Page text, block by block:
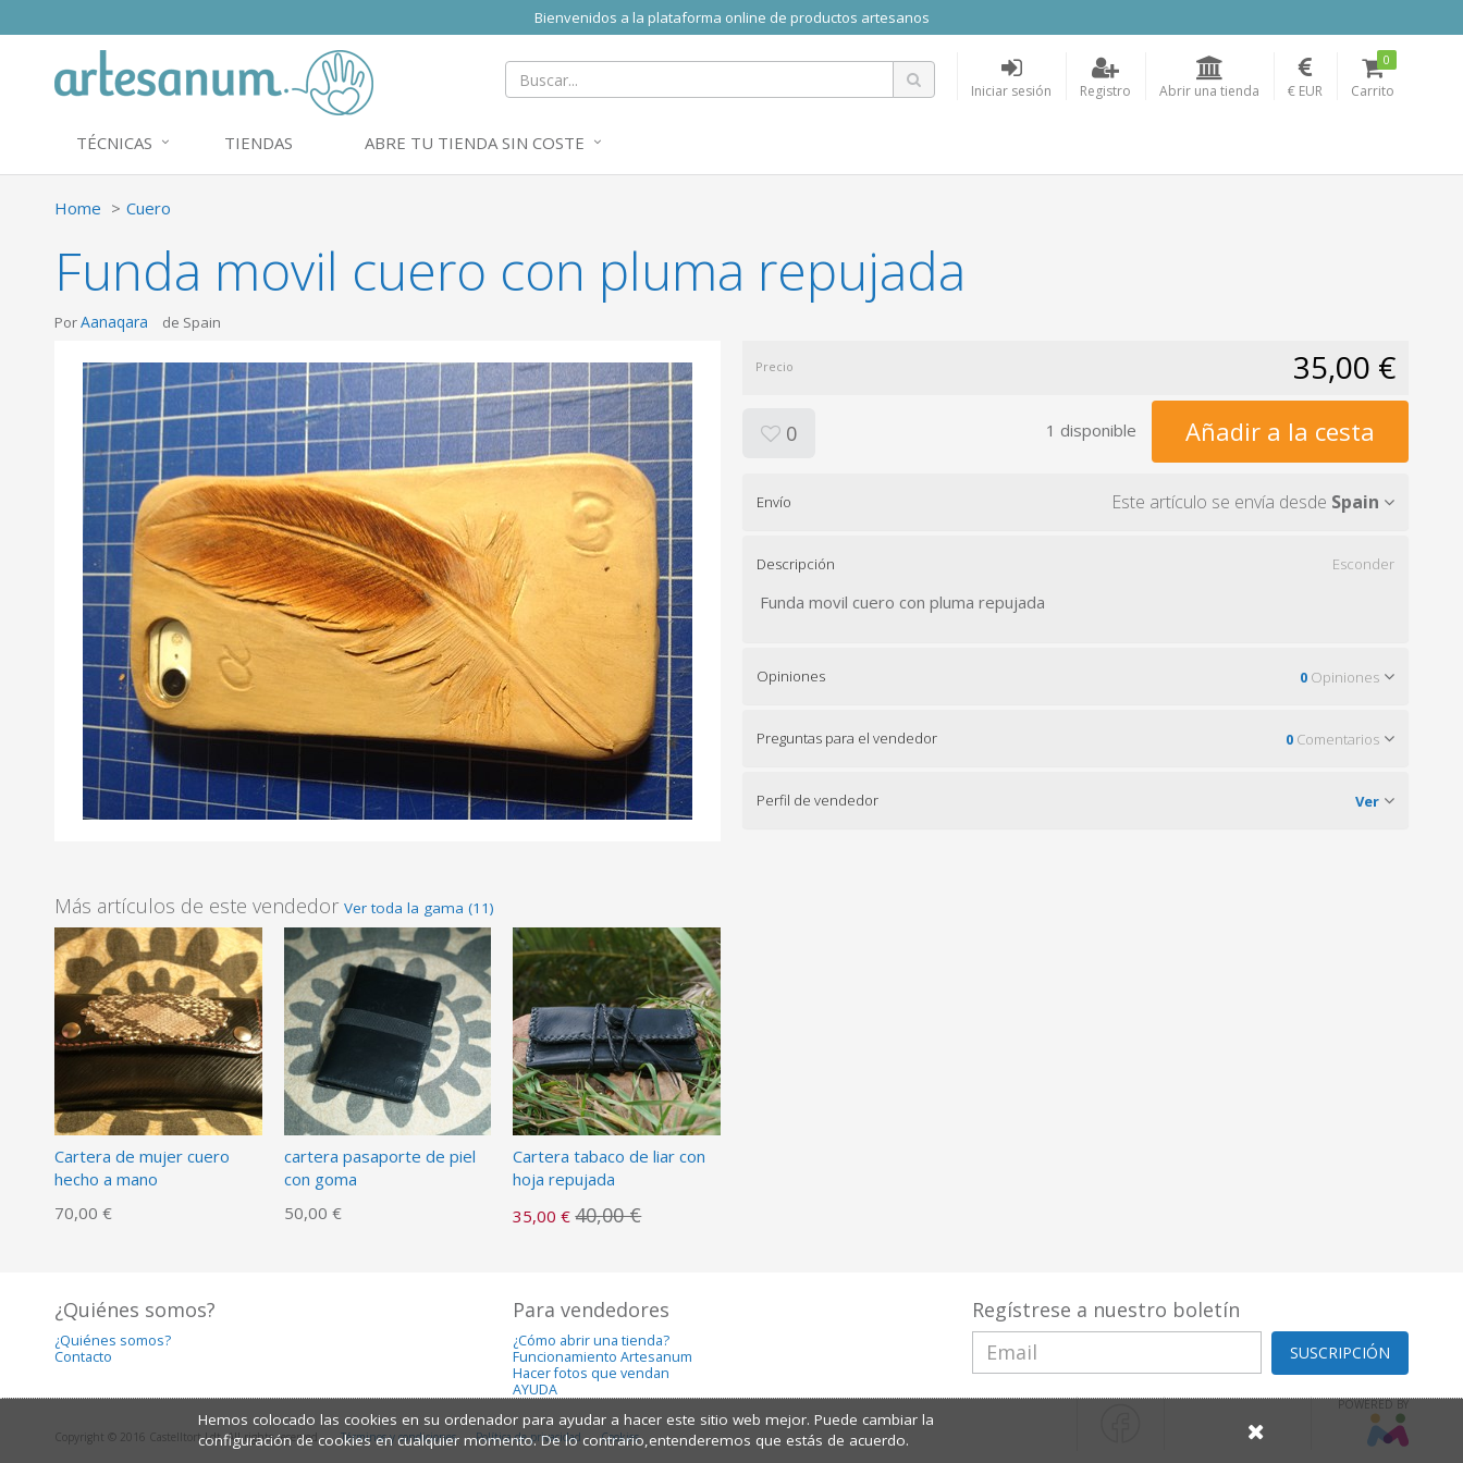
Bienvenidos a la plataforma online de productos artesanos
Iniciar sesión Registro Abrir una tienda € EUR Carrito
0
TÉCNICAS TIENDAS ABRE TU TIENDA SIN COSTE
Home Cuero
Funda movil cuero con pluma repujada
PorAanaqara de Spain
Más artículos de este vendedor Ver toda la gama (11)
Cartera de mujer cuero
hecho a mano
70,00 €
cartera pasaporte de piel
con goma
50,00 €
Cartera tabaco de liar con
hoja repujada
35,00 € 40,00 €
Precio 35,00 €
0 1 disponible Añadir a la cesta
Envío Este artículo se envía desde Spain
Descripción Esconder
Funda movil cuero con pluma repujada
Opiniones 0 Opiniones
Preguntas para el vendedor 0 Comentarios
Perfil de vendedor Ver
¿Quiénes somos?
¿Quiénes somos?
Contacto
Para vendedores
¿Cómo abrir una tienda?
Funcionamiento Artesanum
Hacer fotos que vendan
AYUDA
Regístrese a nuestro boletín
SUSCRIPCIÓN
Copyright © 2016 Castelltort Ldt. All rights reserved. Términos y condiciones Política de privacidad Cookies
POWERED BY
Hemos colocado las cookies en su ordenador para ayudar a hacer este sitio web mejor. Puede cambiar la
configuración de cookies en cualquier momento. De lo contrario,entenderemos que estás de acuerdo.